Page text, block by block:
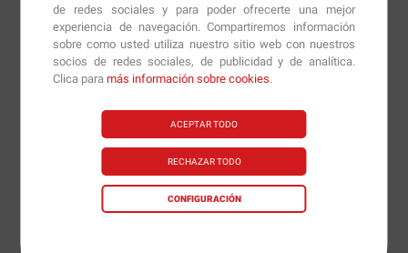
de redes sociales y para poder ofrecerte una mejor
experiencia de navegación. Compartiremos información
sobre como usted utiliza nuestro sitio web con nuestros
socios de redes sociales, de publicidad y de analítica.
Clica paramás información sobre cookies.
ACEPTAR TODO
RECHAZAR TODO
CONFIGURACIÓN
Nuevas versiones y
recomendaciones de
nuestros nutricionistas.